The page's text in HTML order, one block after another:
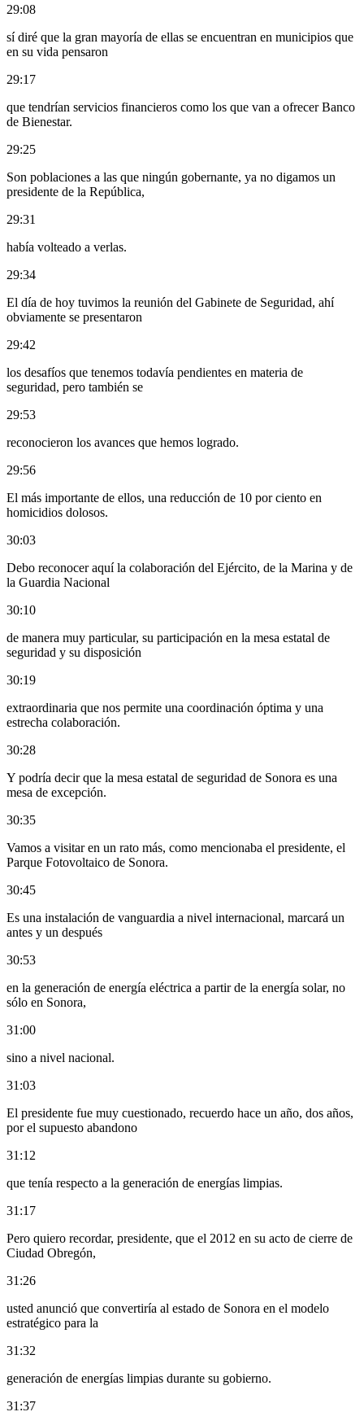
29:08
sí diré que la gran mayoría de ellas se encuentran en municipios que
en su vida pensaron
29:17
que tendrían servicios financieros como los que van a ofrecer Banco
de Bienestar.
29:25
Son poblaciones a las que ningún gobernante, ya no digamos un
presidente de la República,
29:31
había volteado a verlas.
29:34
El día de hoy tuvimos la reunión del Gabinete de Seguridad, ahí
obviamente se presentaron
29:42
los desafíos que tenemos todavía pendientes en materia de
seguridad, pero también se
29:53
reconocieron los avances que hemos logrado.
29:56
El más importante de ellos, una reducción de 10 por ciento en
homicidios dolosos.
30:03
Debo reconocer aquí la colaboración del Ejército, de la Marina y de
la Guardia Nacional
30:10
de manera muy particular, su participación en la mesa estatal de
seguridad y su disposición
30:19
extraordinaria que nos permite una coordinación óptima y una
estrecha colaboración.
30:28
Y podría decir que la mesa estatal de seguridad de Sonora es una
mesa de excepción.
30:35
Vamos a visitar en un rato más, como mencionaba el presidente, el
Parque Fotovoltaico de Sonora.
30:45
Es una instalación de vanguardia a nivel internacional, marcará un
antes y un después
30:53
en la generación de energía eléctrica a partir de la energía solar, no
sólo en Sonora,
31:00
sino a nivel nacional.
31:03
El presidente fue muy cuestionado, recuerdo hace un año, dos años,
por el supuesto abandono
31:12
que tenía respecto a la generación de energías limpias.
31:17
Pero quiero recordar, presidente, que el 2012 en su acto de cierre de
Ciudad Obregón,
31:26
usted anunció que convertiría al estado de Sonora en el modelo
estratégico para la
31:32
generación de energías limpias durante su gobierno.
31:37